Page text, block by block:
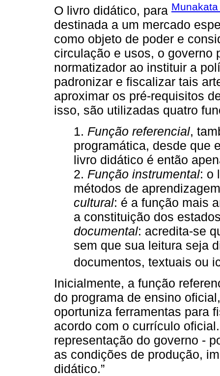
O livro didático, para
destinada a um mercado
como objeto de poder e
circulação e usos, o governo
normatizador ao instituir a
padronizar e fiscalizar tais
aproximar os pré-requisitos
isso, são utilizadas quatro
1. Função referencial,
programática, desde que
livro didático é então
2. Função instrumental: o
métodos de
cultural: é a função mais
a constituição dos
documental: acredita-se
sem que sua leitura seja
documentos, textuais ou
Inicialmente, a função
do programa de ensino
oportuniza ferramentas para
acordo com o currículo
representação do governo -
as condições de produção,
didático.”